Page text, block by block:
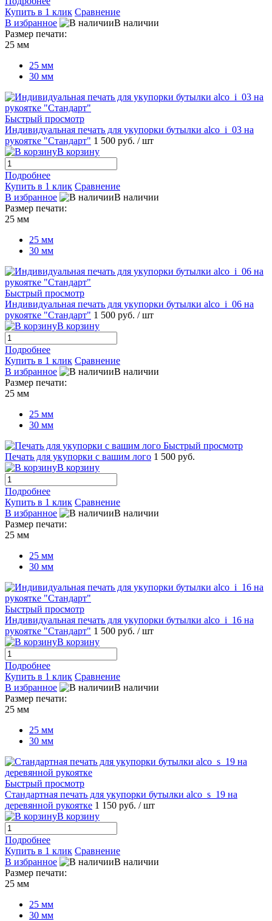
Купить в 1 клик Сравнение
В избранное
В наличии
Размер печати:
25 мм
25 мм
30 мм
Быстрый просмотр
Индивидуальная печать для укупорки бутылки alco_i_03 на
рукоятке "Стандарт" 1 500 руб. / шт
В корзину
Подробнее
Купить в 1 клик Сравнение
В избранное
В наличии
Размер печати:
25 мм
25 мм
30 мм
Быстрый просмотр
Индивидуальная печать для укупорки бутылки alco_i_06 на
рукоятке "Стандарт" 1 500 руб. / шт
В корзину
Подробнее
Купить в 1 клик Сравнение
В избранное
В наличии
Размер печати:
25 мм
25 мм
30 мм
Быстрый просмотр
Печать для укупорки с вашим лого 1 500 руб.
В корзину
Подробнее
Купить в 1 клик Сравнение
В избранное
В наличии
Размер печати:
25 мм
25 мм
30 мм
Быстрый просмотр
Индивидуальная печать для укупорки бутылки alco_i_16 на
рукоятке "Стандарт" 1 500 руб. / шт
В корзину
Подробнее
Купить в 1 клик Сравнение
В избранное
В наличии
Размер печати:
25 мм
25 мм
30 мм
Быстрый просмотр
Стандартная печать для укупорки бутылки alco_s_19 на
деревянной рукоятке 1 150 руб. / шт
В корзину
Подробнее
Купить в 1 клик Сравнение
В избранное
В наличии
Размер печати:
25 мм
25 мм
30 мм